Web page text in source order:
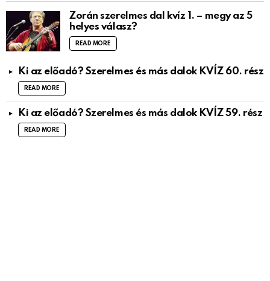
Zorán szerelmes dal kvíz 1. – megy az 5
helyes válasz?
READ MORE
Ki az előadó? Szerelmes és más dalok KVÍZ 60. rész
READ MORE
Ki az előadó? Szerelmes és más dalok KVÍZ 59. rész
READ MORE